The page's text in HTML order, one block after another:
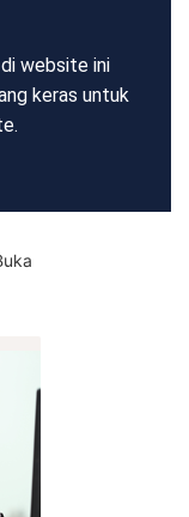
website ini
keras untuk